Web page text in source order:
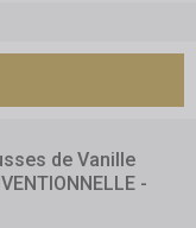
de Vanille
-